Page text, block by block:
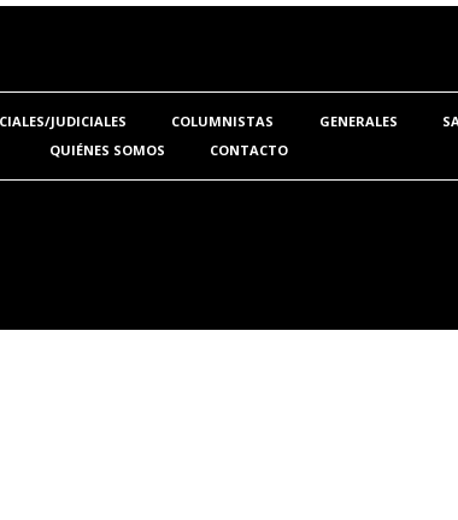
JUDICIALES COLUMNISTAS GENERALES
QUIÉNES SOMOS
CONTACTO